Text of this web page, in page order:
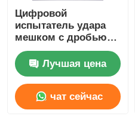
Цифровой
испытатель удара
мешком с дробью
по стандарту
IEC61730 с мешком с
дробью весом 45 кг
для испытаний
безопасного стекла
Лучшая цена
чат сейчас